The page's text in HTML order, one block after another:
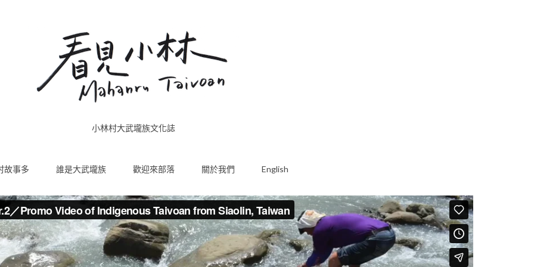
小林村大武壠族文化誌
故事多 誰是大武壠族 歡迎來部落 關於我們 English